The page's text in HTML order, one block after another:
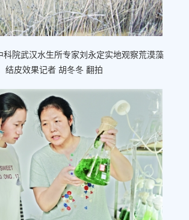
科院武汉水生所专家刘永定实地观察荒漠藻
结皮效果记者 胡冬冬 翻拍